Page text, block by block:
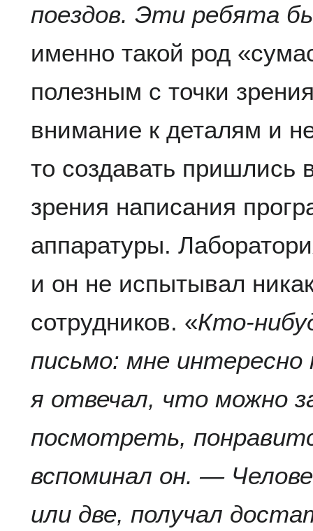
поездов. Эти ребята
именно такой род
полезным с точки
внимание к деталям и
то создавать пришлись
зрения написания
аппаратуры.
и он не испытывал
сотрудников. «Кто-
письмо: мне
я отвечал, что можно
посмотреть,
вспоминал он. —
или две, получал